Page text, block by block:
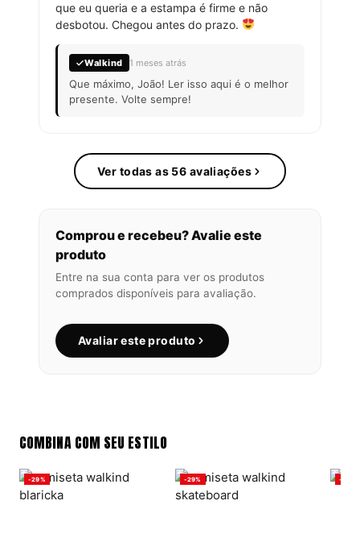
que eu queria e a estampa é firme e não
desbotou. Chegou antes do prazo.
Walkind 1 meses atrás
Que máximo, João! Ler isso aqui é o melhor
presente. Volte sempre!
Ver todas as 56 avaliações
Comprou e recebeu? Avalie este
produto
Entre na sua conta para ver os produtos
comprados disponíveis para avaliação.
Avaliar este produto
COMBINA COM SEU ESTILO
-29% -29% -29%